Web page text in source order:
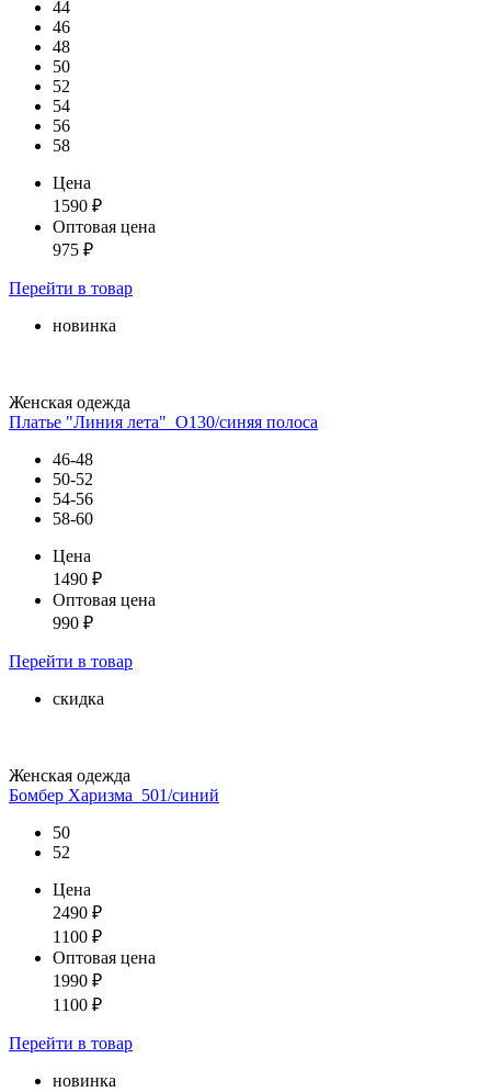
44
46
48
50
52
54
56
58
Цена
1590 ₽
Оптовая цена
975 ₽
Перейти в товар
новинка
Женская одежда
Платье "Линия лета"_О130/синяя полоса
46-48
50-52
54-56
58-60
Цена
1490 ₽
Оптовая цена
990 ₽
Перейти в товар
скидка
Женская одежда
Бомбер Харизма_501/синий
50
52
Цена
2490 ₽
1100 ₽
Оптовая цена
1990 ₽
1100 ₽
Перейти в товар
новинка